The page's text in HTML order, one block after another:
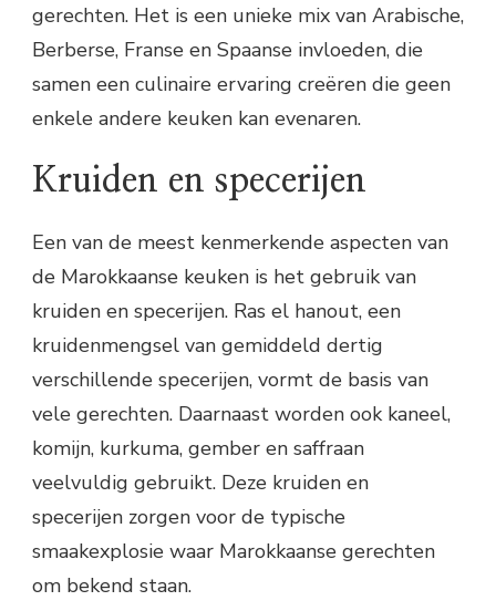
gerechten. Het is een unieke mix van Arabische,
Berberse, Franse en Spaanse invloeden, die
samen een culinaire ervaring creëren die geen
enkele andere keuken kan evenaren.
Kruiden en specerijen
Een van de meest kenmerkende aspecten van
de Marokkaanse keuken is het gebruik van
kruiden en specerijen. Ras el hanout, een
kruidenmengsel van gemiddeld dertig
verschillende specerijen, vormt de basis van
vele gerechten. Daarnaast worden ook kaneel,
komijn, kurkuma, gember en saffraan
veelvuldig gebruikt. Deze kruiden en
specerijen zorgen voor de typische
smaakexplosie waar Marokkaanse gerechten
om bekend staan.